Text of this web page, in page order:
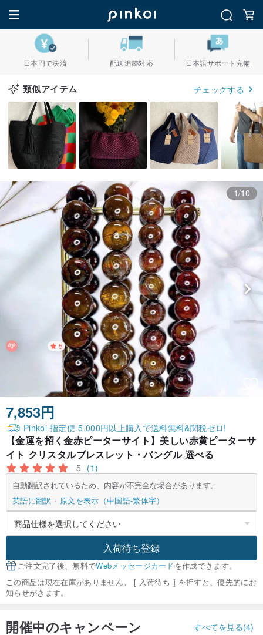
日本円で決済 配送追跡対応 日本語サポート完備
類似アイテム チェックする
1/10
5
7,853円
Pinkoi 指定便-5,000円以上購入で送料無料&関税ゼロ!
【金運を招く金赤ピーターサイト】美しい赤黄ピーターサ
イト クリスタルブレスレット・バングル 選べる
5 (1)
自動翻訳されているため、内容が不完全な場合があります。
英語に翻訳
原文を表示（中国語-繁体字）
入荷待ち登録
ご注文完了後、無料でWebメッセージカードを作成できます。
この商品は現在在庫がありません。 [ 入荷待ち ] を押すと、優先的にお
知らせがきます。
開催中のキャンペーン すべてを見る(4)